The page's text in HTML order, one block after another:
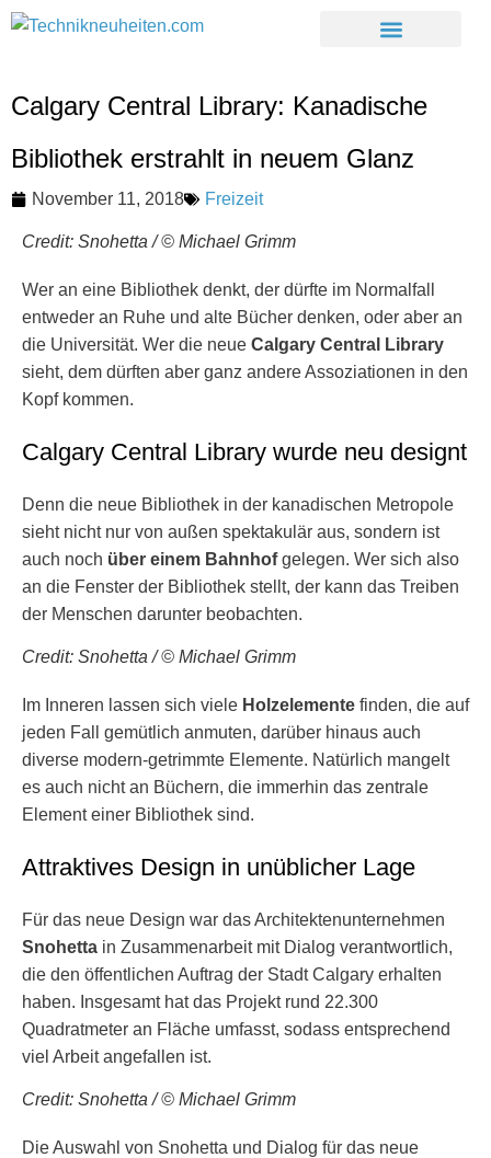
Calgary Central Library: Kanadische
Bibliothek erstrahlt in neuem Glanz
November 11, 2018 Freizeit
Credit: Snohetta / © Michael Grimm
Wer an eine Bibliothek denkt, der dürfte im Normalfall
entweder an Ruhe und alte Bücher denken, oder aber an
die Universität. Wer die neue Calgary Central Library
sieht, dem dürften aber ganz andere Assoziationen in den
Kopf kommen.
Calgary Central Library wurde neu designt
Denn die neue Bibliothek in der kanadischen Metropole
sieht nicht nur von außen spektakulär aus, sondern ist
auch noch über einem Bahnhofgelegen. Wer sich also
an die Fenster der Bibliothek stellt, der kann das Treiben
der Menschen darunter beobachten.
Credit: Snohetta / © Michael Grimm
Im Inneren lassen sich viele Holzelemente finden, die auf
jeden Fall gemütlich anmuten, darüber hinaus auch
diverse modern-getrimmte Elemente. Natürlich mangelt
es auch nicht an Büchern, die immerhin das zentrale
Element einer Bibliothek sind.
Attraktives Design in unüblicher Lage
Für das neue Design war das Architektenunternehmen
Snohetta in Zusammenarbeit mit Dialog verantwortlich,
die den öffentlichen Auftrag der Stadt Calgary erhalten
haben. Insgesamt hat das Projekt rund 22.300
Quadratmeter an Fläche umfasst, sodass entsprechend
viel Arbeit angefallen ist.
Credit: Snohetta / © Michael Grimm
Die Auswahl von Snohetta und Dialog für das neue